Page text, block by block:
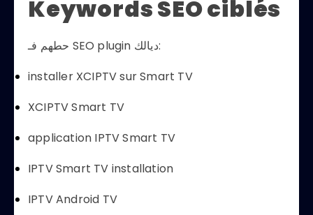
Keywords SEO ciblés
حطهم فـ SEO plugin ديالك:
installer XCIPTV sur Smart TV
XCIPTV Smart TV
application IPTV Smart TV
IPTV Smart TV installation
IPTV Android TV